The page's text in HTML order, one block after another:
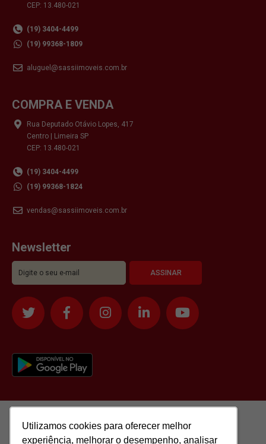
Utilizamos cookies para oferecer melhor
experiência, melhorar o desempenho, analisar
Utilizamos cookies para oferecer melhor
experiência, melhorar o desempenho, analisar
CEP: 13.480-021
(19) 3404-4499
(19) 99368-1809
aluguel@sassiimoveis.com.br
COMPRA E VENDA
Rua Deputado Otávio Lopes, 417
Centro | Limeira SP
CEP: 13.480-021
(19) 3404-4499
(19) 99368-1824
vendas@sassiimoveis.com.br
Newsletter